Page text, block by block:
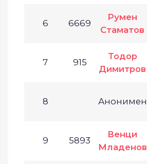
6 6669
Румен
Стаматов
7 915
Тодор
Димитров
8 Анонимен
9 5893
Венци
Младенов